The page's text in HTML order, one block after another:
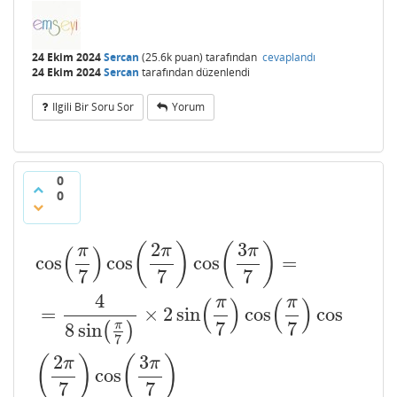
24 Ekim 2024Sercan (25.6k puan) tarafından cevaplandı
24 Ekim 2024Sercan tarafındandüzenlendi
Ilgili Bir Soru Sor Yorum
0
0
cos( π
7 ) cos( 2π
7 ) cos( 3π
7 ) =
=
4
8sin( π
7 )
× 2sin( π
7 ) cos( π
7 ) cos
( 2π
7 ) cos( 3π
7 )